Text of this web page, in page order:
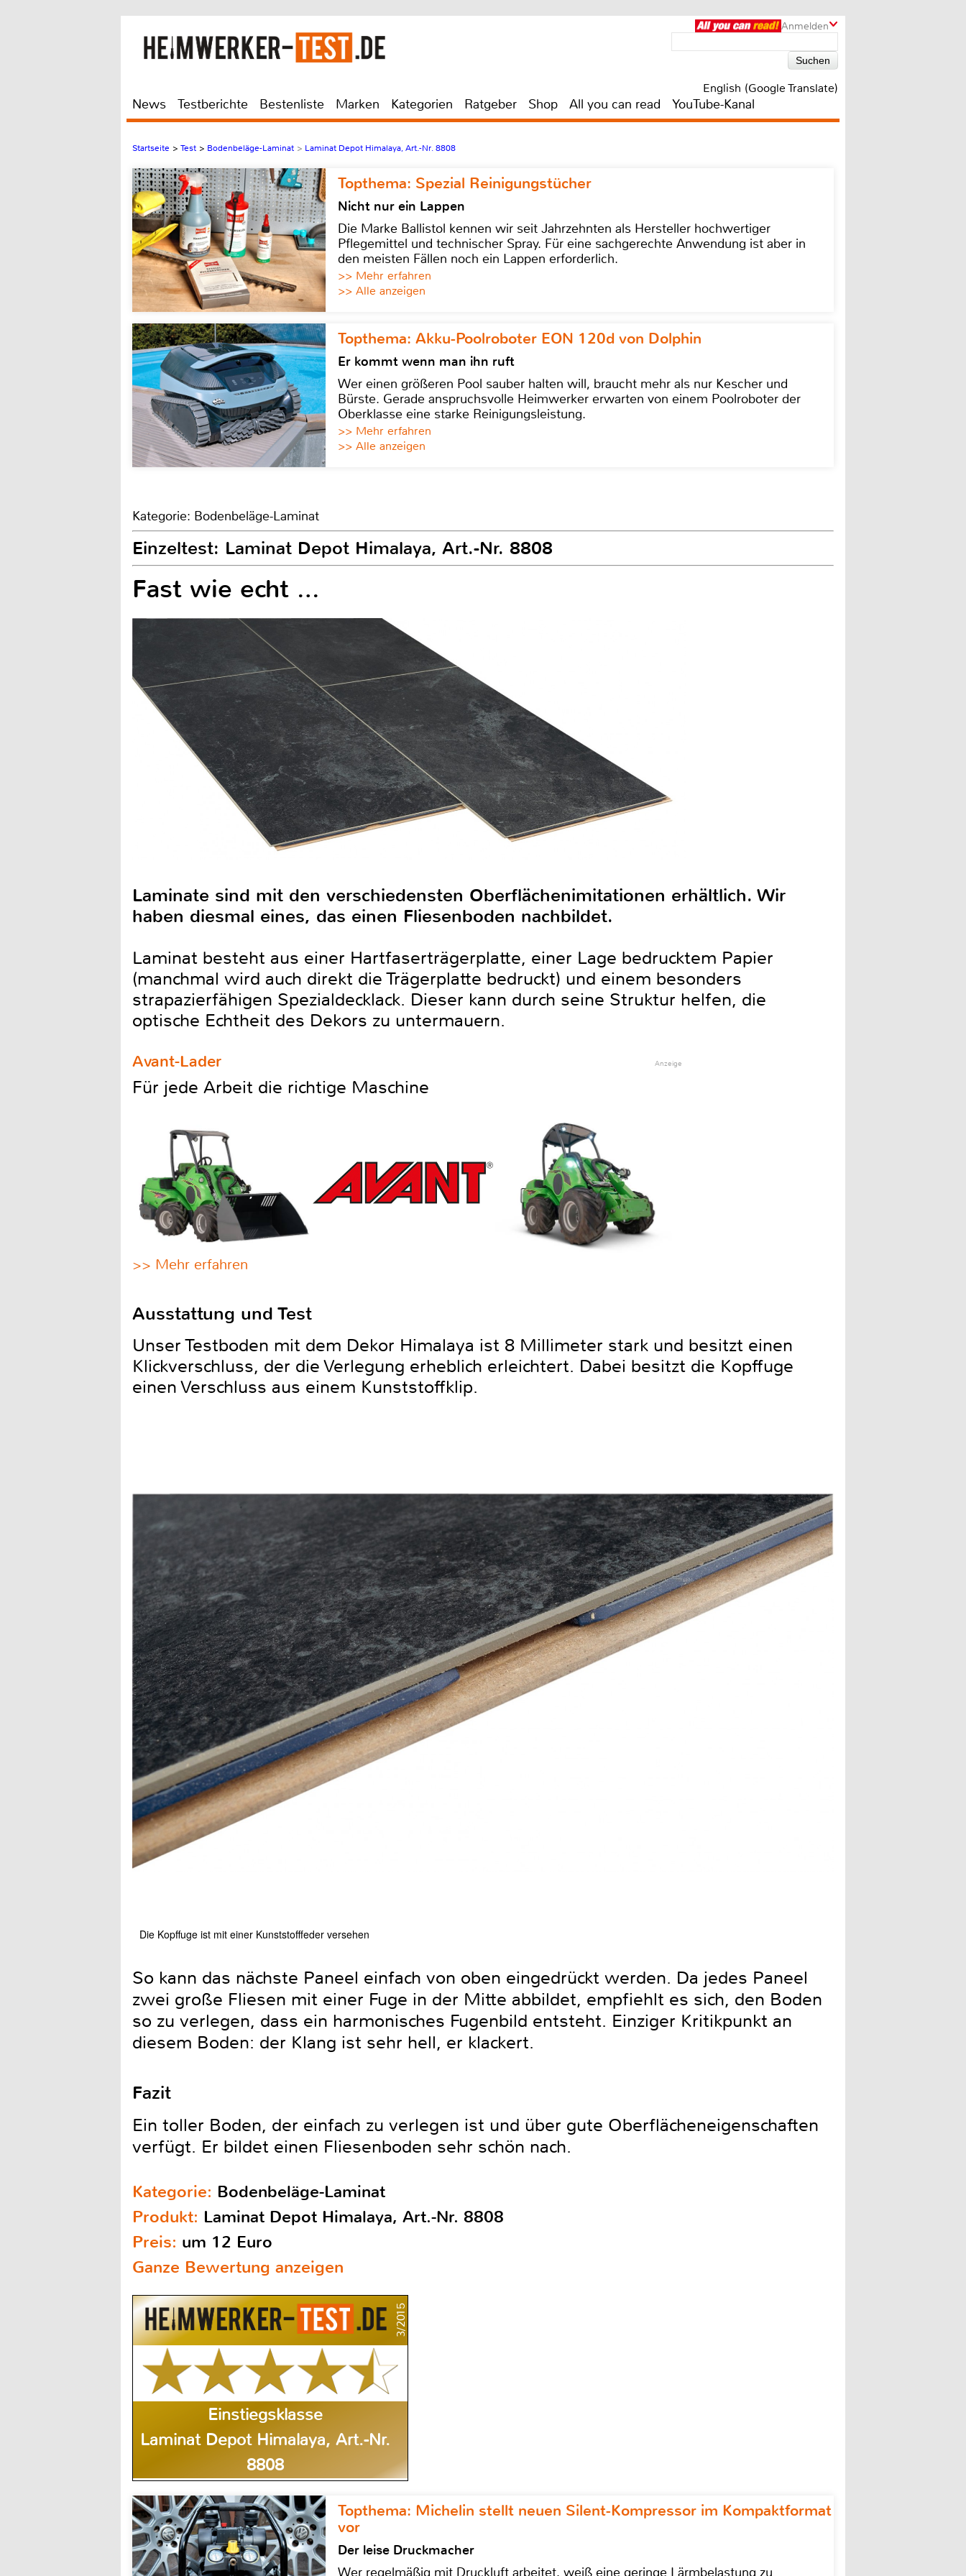
Anmelden
English (Google Translate)
News Testberichte Bestenliste Marken Kategorien Ratgeber Shop All you can read YouTube-Kanal
Startseite > Test > Bodenbeläge-Laminat > Laminat Depot Himalaya, Art.-Nr. 8808
Topthema: Spezial Reinigungstücher
Nicht nur ein Lappen
Die Marke Ballistol kennen wir seit Jahrzehnten als Hersteller hochwertiger
Pflegemittel und technischer Spray. Für eine sachgerechte Anwendung ist aber in
den meisten Fällen noch ein Lappen erforderlich.
>> Mehr erfahren
>> Alle anzeigen
Topthema: Akku-Poolroboter EON 120d von Dolphin
Er kommt wenn man ihn ruft
Wer einen größeren Pool sauber halten will, braucht mehr als nur Kescher und
Bürste. Gerade anspruchsvolle Heimwerker erwarten von einem Poolroboter der
Oberklasse eine starke Reinigungsleistung.
>> Mehr erfahren
>> Alle anzeigen
Kategorie: Bodenbeläge-Laminat
Einzeltest: Laminat Depot Himalaya, Art.-Nr. 8808
Fast wie echt …
Laminate sind mit den verschiedensten Oberflächenimitationen erhältlich. Wir
haben diesmal eines, das einen Fliesenboden nachbildet.
Laminat besteht aus einer Hartfaserträgerplatte, einer Lage bedrucktem Papier
(manchmal wird auch direkt die Trägerplatte bedruckt) und einem besonders
strapazierfähigen Spezialdecklack. Dieser kann durch seine Struktur helfen, die
optische Echtheit des Dekors zu untermauern.
Anzeige
Avant-Lader
Für jede Arbeit die richtige Maschine
>> Mehr erfahren
Ausstattung und Test
Unser Testboden mit dem Dekor Himalaya ist 8 Millimeter stark und besitzt einen
Klickverschluss, der die Verlegung erheblich erleichtert. Dabei besitzt die Kopffuge
einen Verschluss aus einem Kunststoffklip.
Die Kopffuge ist mit einer Kunststofffeder versehen
So kann das nächste Paneel einfach von oben eingedrückt werden. Da jedes Paneel
zwei große Fliesen mit einer Fuge in der Mitte abbildet, empfiehlt es sich, den Boden
so zu verlegen, dass ein harmonisches Fugenbild entsteht. Einziger Kritikpunkt an
diesem Boden: der Klang ist sehr hell, er klackert.
Fazit
Ein toller Boden, der einfach zu verlegen ist und über gute Oberflächeneigenschaften
verfügt. Er bildet einen Fliesenboden sehr schön nach.
Kategorie: Bodenbeläge-Laminat
Produkt: Laminat Depot Himalaya, Art.-Nr. 8808
Preis: um 12 Euro
Ganze Bewertung anzeigen
3/2015
Einstiegsklasse
Laminat Depot Himalaya, Art.-Nr.
8808
Topthema: Michelin stellt neuen Silent-Kompressor im Kompaktformat
vor
Der leise Druckmacher
Wer regelmäßig mit Druckluft arbeitet, weiß eine geringe Lärmbelastung zu